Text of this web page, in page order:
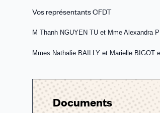
Vos représentants CFDT
M Thanh NGUYEN TU et Mme Alexandra
Mmes Nathalie BAILLY et Marielle BIGOT
Documents